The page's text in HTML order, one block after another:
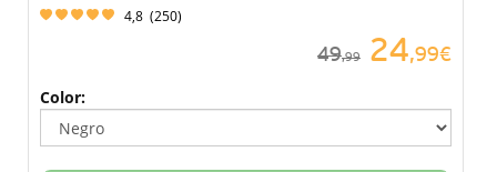
4,8 (250)
49,99 24,99€
Color: